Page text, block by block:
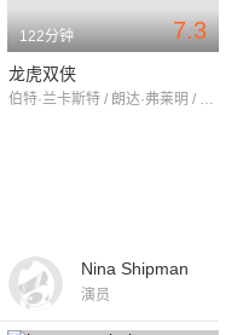
7.3
122分钟
龙虎双侠
伯特·兰卡斯特 / 朗达·弗莱明 / 柯克·道格拉斯
Nina Shipman
演员